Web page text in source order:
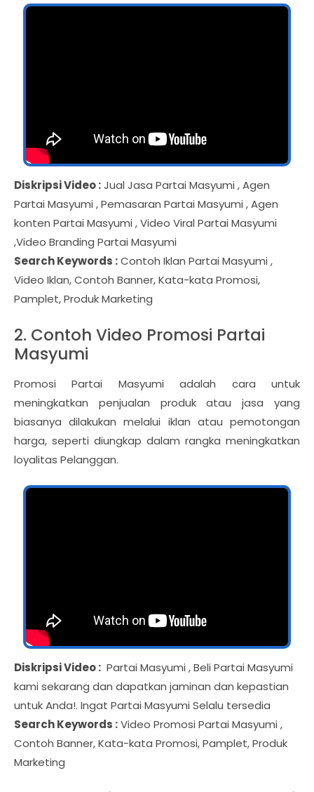
Diskripsi Video :Jual Jasa Partai Masyumi , Agen
Partai Masyumi , Pemasaran Partai Masyumi , Agen
konten Partai Masyumi , Video Viral Partai Masyumi
,Video Branding Partai Masyumi
Search Keywords :Contoh Iklan Partai Masyumi ,
Video Iklan, Contoh Banner, Kata-kata Promosi,
Pamplet, Produk Marketing
2. Contoh Video Promosi Partai
Masyumi
Promosi Partai Masyumi adalah cara untuk
meningkatkan penjualan produk atau jasa yang
biasanya dilakukan melalui iklan atau pemotongan
harga, seperti diungkap dalam rangka meningkatkan
loyalitas Pelanggan.
Diskripsi Video : Partai Masyumi , Beli Partai Masyumi
kami sekarang dan dapatkan jaminan dan kepastian
untuk Anda!. Ingat Partai Masyumi Selalu tersedia
Search Keywords :Video Promosi Partai Masyumi ,
Contoh Banner, Kata-kata Promosi, Pamplet, Produk
Marketing